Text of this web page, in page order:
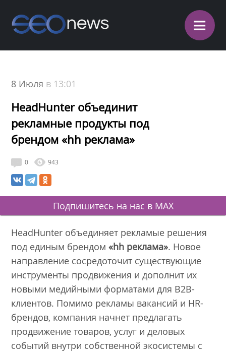
≡
8 Июля в 13:01
HeadHunter объединит
рекламные продукты под
брендом «hh реклама»
0 943
Подпишитесь на нас в MAX
HeadHunter объединяет рекламые решения
под единым брендом«hh реклама». Новое
направление сосредоточит существующие
инструменты продвижения и дополнит их
новыми медийными форматами для B2B-
клиентов. Помимо рекламы вакансий и HR-
брендов, компания начнет предлагать
продвижение товаров, услуг и деловых
событий внутри собственной экосистемы с